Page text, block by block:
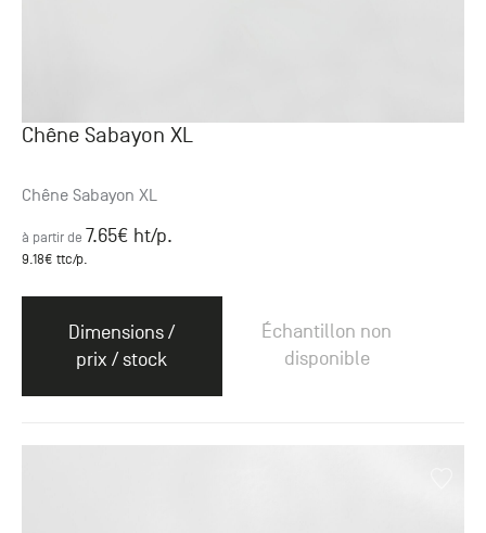
Chêne Sabayon XL
Chêne Sabayon XL
à partir de 7.65€ ht/p.
9.18€ ttc/p.
Dimensions /
prix / stock
Échantillon non
disponible